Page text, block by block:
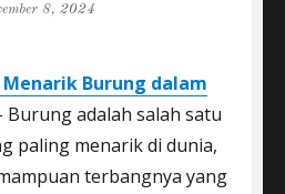
8, 2024
Burung dalam
Burung adalah salah satu
paling menarik di dunia,
terbangnya yang